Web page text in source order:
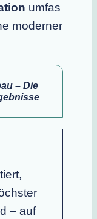
umfas
moderner
– Die
– auf